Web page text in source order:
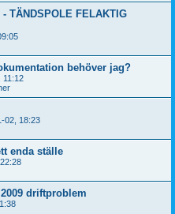
TÄNDSPOLE FELAKTIG
behöver jag?
11:12
02, 18:23
enda ställe
driftproblem